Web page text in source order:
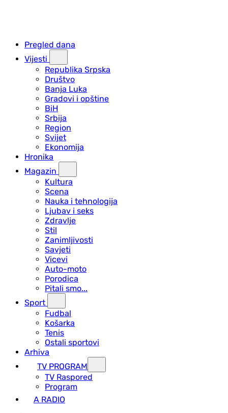
Pregled dana
Vijesti
Republika Srpska
Društvo
Banja Luka
Gradovi i opštine
BiH
Srbija
Region
Svijet
Ekonomija
Hronika
Magazin
Kultura
Scena
Nauka i tehnologija
Ljubav i seks
Zdravlje
Stil
Zanimljivosti
Savjeti
Vicevi
Auto-moto
Porodica
Pitali smo...
Sport
Fudbal
Košarka
Tenis
Ostali sportovi
Arhiva
TV PROGRAM
ТV Raspored
Program
A RADIO